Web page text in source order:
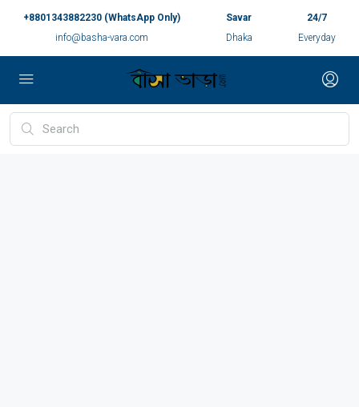
+8801343882230 (WhatsApp Only)
info@basha-vara.com
Savar
Dhaka
24/7
Everyday